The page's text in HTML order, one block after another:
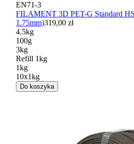
EN71-3
FILAMENT 3D PET-G Standard
1.75mm)319,00 zł
4.5kg
100g
3kg
Refill 1kg
1kg
10x1kg
Do koszyka